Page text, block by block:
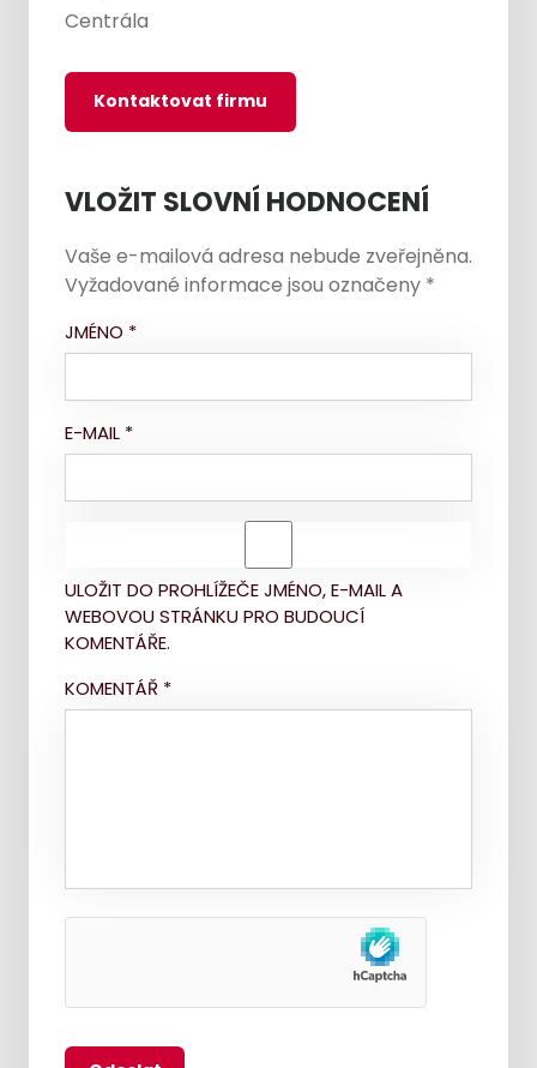
Centrála
Kontaktovat firmu
VLOŽIT SLOVNÍ HODNOCENÍ
Vaše e-mailová adresa nebude zveřejněna.
Vyžadované informace jsou označeny *
JMÉNO *
E-MAIL *
ULOŽIT DO PROHLÍŽEČE JMÉNO, E-MAIL A
WEBOVOU STRÁNKU PRO BUDOUCÍ
KOMENTÁŘE.
KOMENTÁŘ *